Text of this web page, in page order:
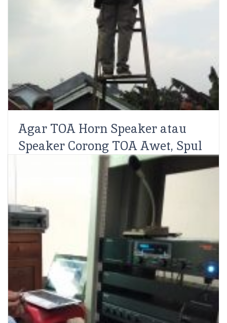
Agar TOA Horn Speaker atau
Speaker Corong TOA Awet, Spul
Tidak Mudah Putus atau Mati
SCS Electronics – Seringkali kita temui adanya
keluhan Horn Speaker TOA atau Corong TOA mudah
mati atau putus dan harus di ganti spul nya,...
Read More Share: